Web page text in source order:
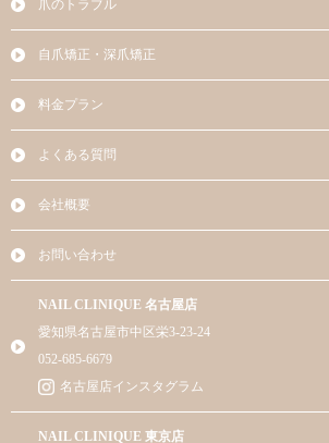
爪のトラブル
自爪矯正・深爪矯正
料金プラン
よくある質問
会社概要
お問い合わせ
NAIL CLINIQUE 名古屋店
愛知県名古屋市中区栄3-23-24
052-685-6679
名古屋店インスタグラム
NAIL CLINIQUE 東京店